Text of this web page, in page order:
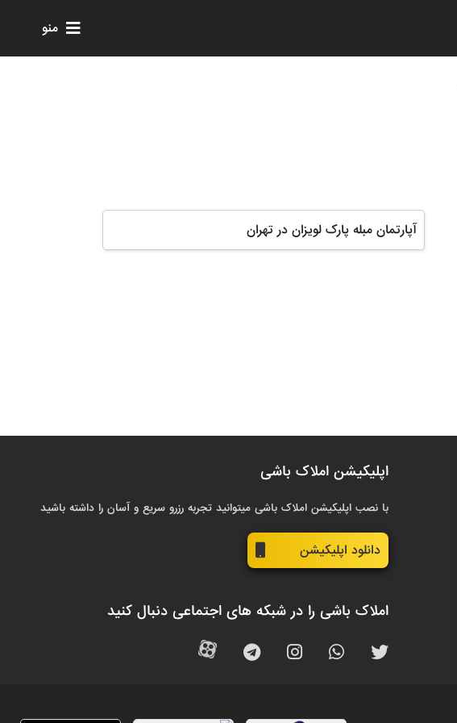
منو
آپارتمان مبله پارک لویزان در تهران
اپلیکیشن املاک باشی
با نصب اپلیکیشن املاک باشی میتوانید تجربه رزرو سریع و آسان را داشته باشید
دانلود اپلیکیشن
املاک باشی را در شبکه های اجتماعی دنبال کنید